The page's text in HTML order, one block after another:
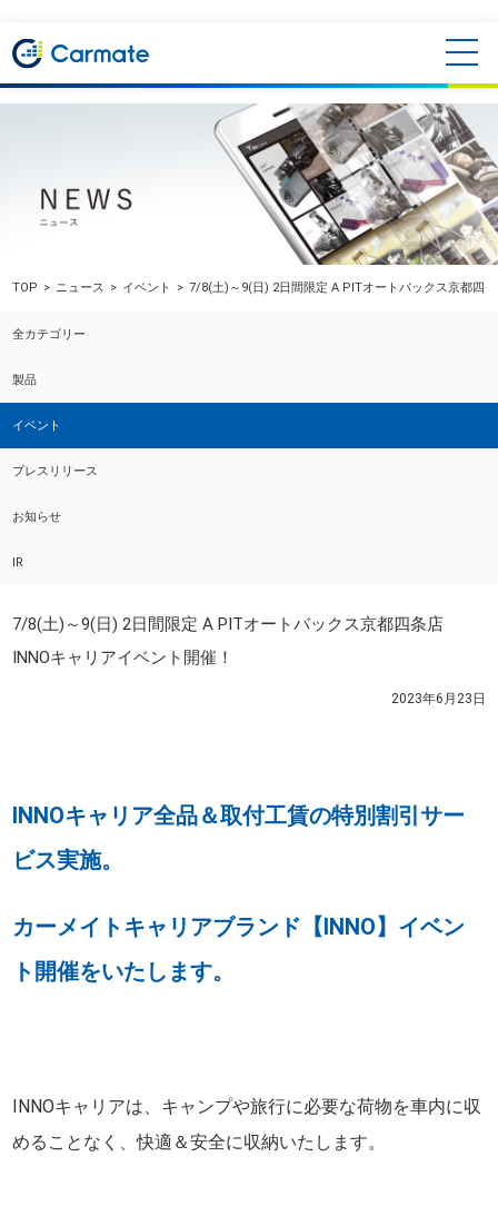
TOP ニュース イベント 7/8(土)～9(日) 2日間限定 A PITオートバックス京都四
全カテゴリー
製品
イベント
プレスリリース
お知らせ
IR
7/8(土)～9(日) 2日間限定 A PITオートバックス京都四条店
INNOキャリアイベント開催！
2023年6月23日
INNOキャリア全品＆取付工賃の特別割引サー
ビス実施。
カーメイトキャリアブランド【INNO】イベン
ト開催をいたします。
INNOキャリアは、キャンプや旅行に必要な荷物を車内に収
めることなく、快適＆安全に収納いたします。